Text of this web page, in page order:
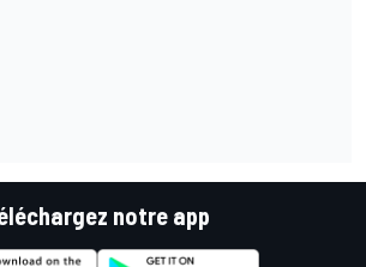
notre app